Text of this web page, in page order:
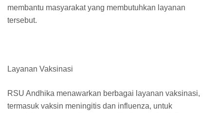
membantu masyarakat yang membutuhkan layanan
tersebut.
Layanan Vaksinasi
RSU Andhika menawarkan berbagai layanan vaksinasi,
termasuk vaksin meningitis dan influenza, untuk